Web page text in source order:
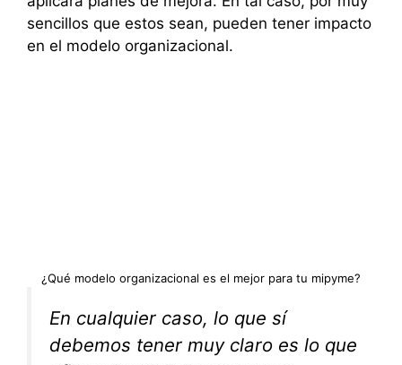
sencillos que estos sean, pueden tener impacto
en el modelo organizacional.
¿Qué modelo organizacional es el mejor para tu mipyme?
En cualquier caso, lo que sí
debemos tener muy claro es lo que